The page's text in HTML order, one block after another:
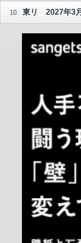
10. 東リ 2027年3